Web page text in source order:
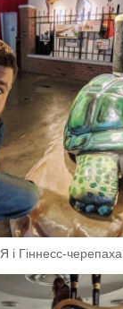
Я і Гіннесс-черепаха